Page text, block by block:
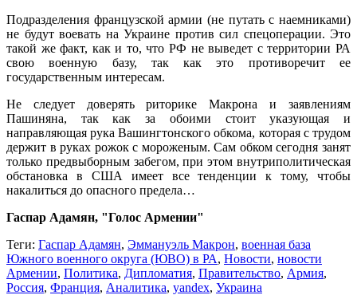
Подразделения французской армии (не путать с наемниками)
не будут воевать на Украине против сил спецоперации. Это
такой же факт, как и то, что РФ не выведет с территории РА
свою военную базу, так как это противоречит ее
государственным интересам.
Не следует доверять риторике Макрона и заявлениям
Пашиняна, так как за обоими стоит указующая и
направляющая рука Вашингтонского обкома, которая с трудом
держит в руках рожок с мороженым. Сам обком сегодня занят
только предвыборным забегом, при этом внутриполитическая
обстановка в США имеет все тенденции к тому, чтобы
накалиться до опасного предела…
Гаспар Адамян, "Голос Армении"
Теги: Гаспар Адамян, Эммануэль Макрон, военная база
Южного военного округа (ЮВО) в РА, Новости, новости
Армении, Политика, Дипломатия, Правительство, Армия,
Россия, Франция, Аналитика, yandex, Украина